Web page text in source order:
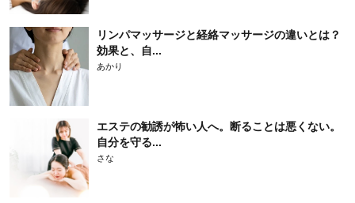
リンパマッサージと経絡マッサージの違いとは？
効果と、自...
あかり
エステの勧誘が怖い人へ。断ることは悪くない。
自分を守る...
さな